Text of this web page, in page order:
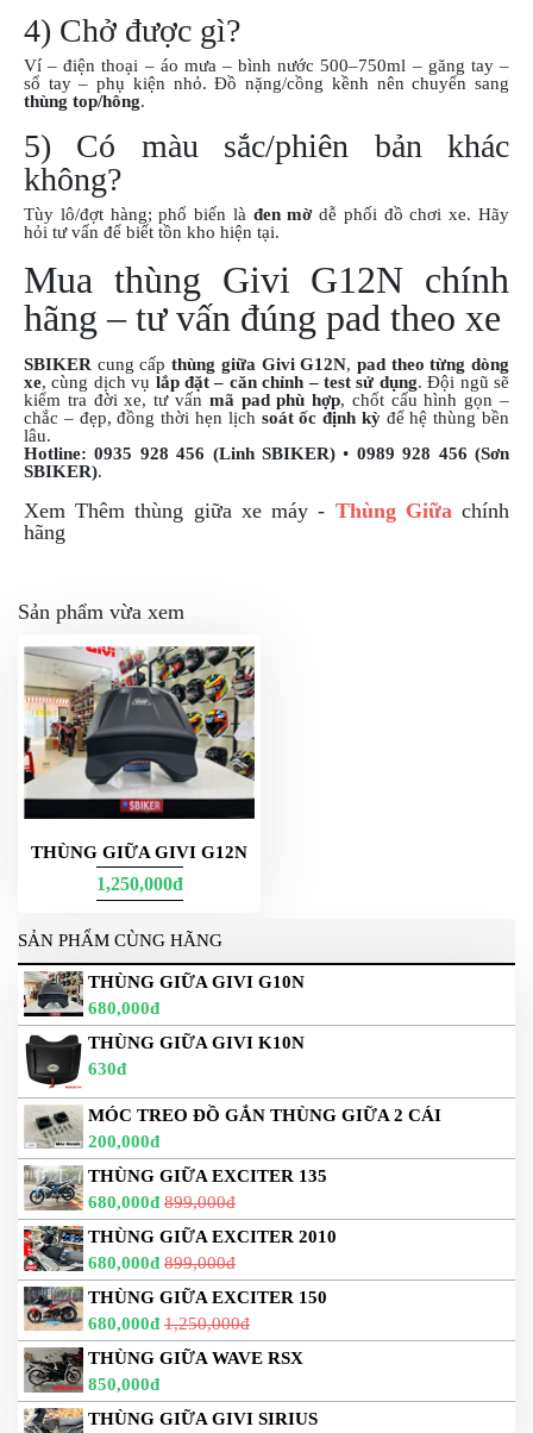
4) Chở được gì?
Ví – điện thoại – áo mưa – bình nước 500–750ml – găng tay –
sổ tay – phụ kiện nhỏ. Đồ nặng/cồng kềnh nên chuyển sang
thùng top/hông.
5) Có màu sắc/phiên bản khác
không?
Tùy lô/đợt hàng; phổ biến là đen mờdễ phối đồ chơi xe. Hãy
hỏi tư vấn để biết tồn kho hiện tại.
Mua thùng Givi G12N chính
hãng – tư vấn đúng pad theo xe
SBIKER cung cấpthùng giữa Givi G12N, pad theo từng dòng
xe, cùng dịch vụ lắp đặt – căn chỉnh – test sử dụng. Đội ngũ sẽ
kiểm tra đời xe, tư vấn mã pad phù hợp, chốt cấu hình gọn –
chắc – đẹp, đồng thời hẹn lịch soát ốc định kỳđể hệ thùng bền
lâu.
Hotline: 0935 928 456 (Linh SBIKER) • 0989 928 456 (Sơn
SBIKER).
Xem Thêm thùng giữa xe máy - Thùng Giữa chính
hãng
Sản phẩm vừa xem
THÙNG GIỮA GIVI G12N
1,250,000đ
SẢN PHẨM CÙNG HÃNG
THÙNG GIỮA GIVI G10N
680,000đ
THÙNG GIỮA GIVI K10N
630đ
MÓC TREO ĐỒ GẮN THÙNG GIỮA 2 CÁI
200,000đ
THÙNG GIỮA EXCITER 135
680,000đ 899,000đ
THÙNG GIỮA EXCITER 2010
680,000đ 899,000đ
THÙNG GIỮA EXCITER 150
680,000đ 1,250,000đ
THÙNG GIỮA WAVE RSX
850,000đ
THÙNG GIỮA GIVI SIRIUS